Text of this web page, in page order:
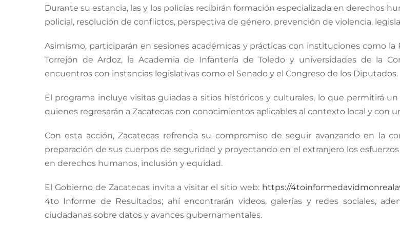
Durante su estancia, las y los policías recibirán formación especializada en derechos
policial, resolución de conflictos, perspectiva de género, prevención de violencia,
Asimismo, participarán en sesiones académicas y prácticas con instituciones como la
Torrejón de Ardoz, la Academia de Infantería de Toledo y universidades de la
encuentros con instancias legislativas como el Senado y el Congreso de los Diputados.
El programa incluye visitas guiadas a sitios históricos y culturales, lo que permitirá
quienes regresarán a Zacatecas con conocimientos aplicables al contexto local y con
Con esta acción, Zacatecas refrenda su compromiso de seguir avanzando en la
preparación de sus cuerpos de seguridad y proyectando en el extranjero los
en derechos humanos, inclusión y equidad.
El Gobierno de Zacatecas invita a visitar el sitio web: https://
4to Informe de Resultados; ahí encontrarán videos, galerías y redes sociales,
ciudadanas sobre datos y avances gubernamentales.